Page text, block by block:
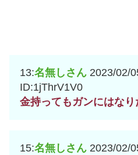
13:名無しさん 2023/02/
ID:1jThrV1V0
金持ってもガンにはな
15:名無しさん 2023/02/